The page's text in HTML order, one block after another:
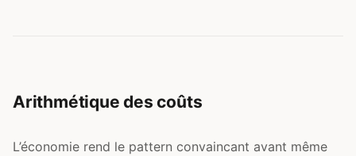
Arithmétique des coûts
L’économie rend le pattern convaincant avant même